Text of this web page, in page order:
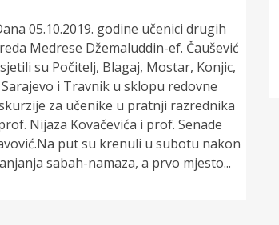
05.10.2019. godine učenici drugih
Medrese Džemaluddin-ef. Čaušević
su Počitelj, Blagaj, Mostar, Konjic,
Sarajevo i Travnik u sklopu redovne
za učenike u pratnji razrednika
Nijaza Kovačevića i prof. Senade
put su krenuli u subotu nakon
sabah-namaza, a prvo mjesto...